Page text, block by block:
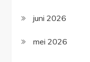
juni 2026
mei 2026